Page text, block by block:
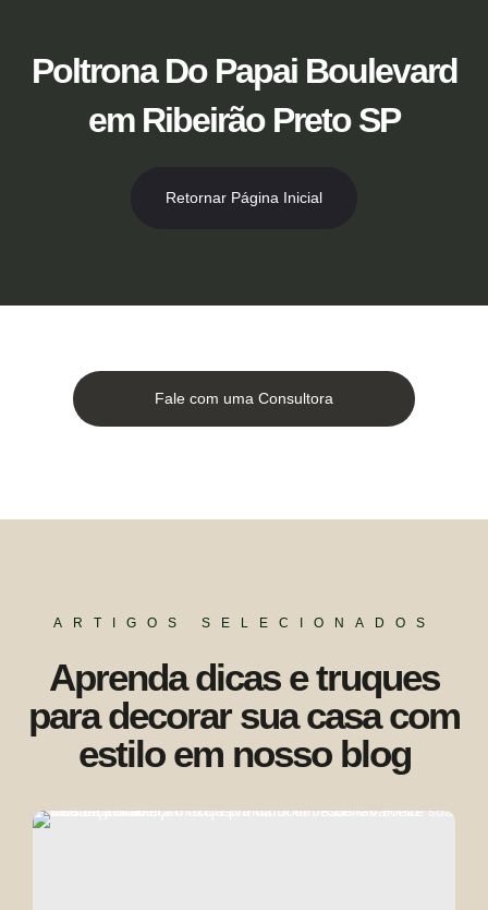
conteúdoPoltrona Do Papai Boulevard
em Ribeirão Preto SP
Retornar Página Inicial
Fale com uma Consultora
ARTIGOS SELECIONADOS
Aprenda dicas e truques
para decorar sua casa com
estilo em nosso blog